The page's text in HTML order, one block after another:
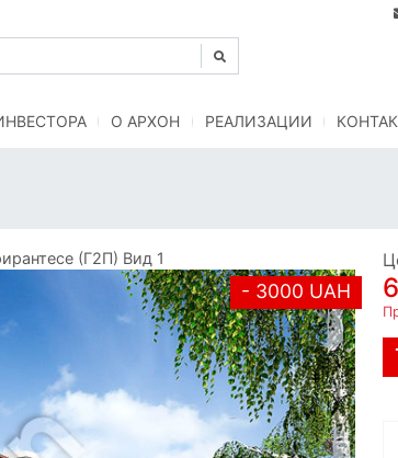
O АРХОН РЕАЛИЗАЦИИ
(Г2П) Вид 1
- 3000 UAH